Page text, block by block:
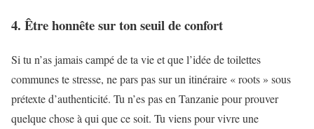
4. Être honnête sur ton seuil de confort
Si tu n’as jamais campé de ta vie et que l’idée de toilettes
communes te stresse, ne pars pas sur un itinéraire « roots » sous
prétexte d’authenticité. Tu n’es pas en Tanzanie pour prouver
quelque chose à qui que ce soit. Tu viens pour vivre une